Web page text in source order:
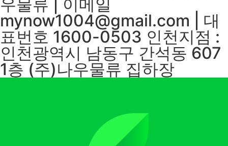
우물류 | 이메일
mynow1004@gmail.com | 대
표번호 1600-0503 인천지점 :
인천광역시 남동구 간석동 607
1층 (주)나우물류 집하장